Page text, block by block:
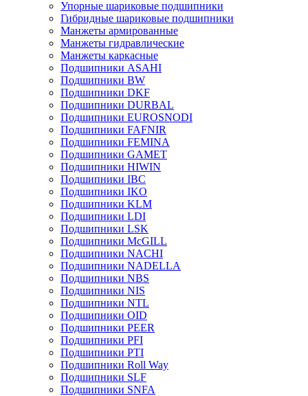
Упорные шариковые подшипники
Гибридные шариковые подшипники
Манжеты армированные
Манжеты гидравлические
Манжеты каркасные
Подшипники ASAHI
Подшипники BW
Подшипники DKF
Подшипники DURBAL
Подшипники EUROSNODI
Подшипники FAFNIR
Подшипники FEMINA
Подшипники GAMET
Подшипники HIWIN
Подшипники IBC
Подшипники IKO
Подшипники KLM
Подшипники LDI
Подшипники LSK
Подшипники McGILL
Подшипники NACHI
Подшипники NADELLA
Подшипники NBS
Подшипники NIS
Подшипники NTL
Подшипники OID
Подшипники PEER
Подшипники PFI
Подшипники PTI
Подшипники Roll Way
Подшипники SLF
Подшипники SNFA